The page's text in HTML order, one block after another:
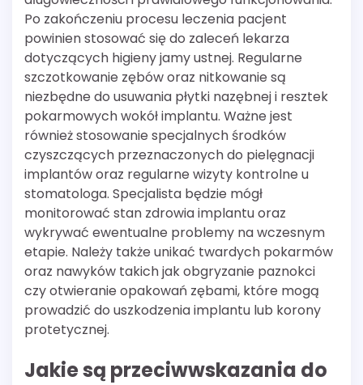
Po zakończeniu procesu leczenia pacjent
powinien stosować się do zaleceń lekarza
dotyczących higieny jamy ustnej. Regularne
szczotkowanie zębów oraz nitkowanie są
niezbędne do usuwania płytki nazębnej i resztek
pokarmowych wokół implantu. Ważne jest
również stosowanie specjalnych środków
czyszczących przeznaczonych do pielęgnacji
implantów oraz regularne wizyty kontrolne u
stomatologa. Specjalista będzie mógł
monitorować stan zdrowia implantu oraz
wykrywać ewentualne problemy na wczesnym
etapie. Należy także unikać twardych pokarmów
oraz nawyków takich jak obgryzanie paznokci
czy otwieranie opakowań zębami, które mogą
prowadzić do uszkodzenia implantu lub korony
protetycznej.
Jakie są przeciwwskazania do